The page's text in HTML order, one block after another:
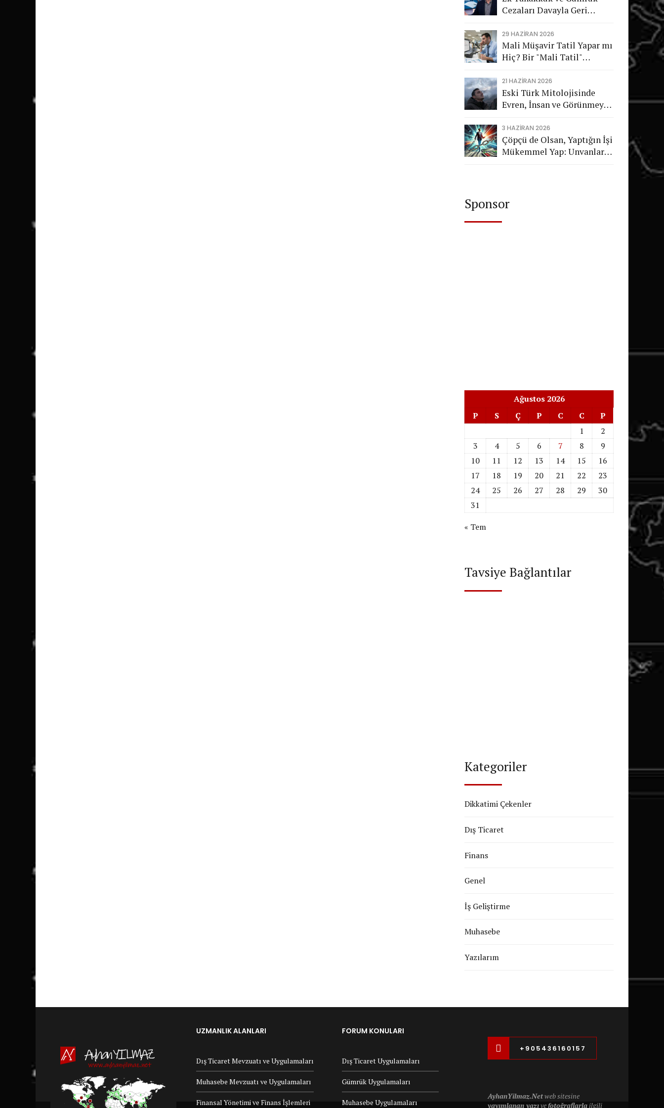
Cezaları Davayla Geri
İşlemlerin Kamuya
Görünmeyen Maliyeti
29 HAZIRAN 2026
Mali Müşavir Tatil Yapar mı
Hiç? Bir "Mali Tatil"
21 HAZIRAN 2026
Eski Türk Mitolojisinde
Evren, İnsan ve Görünmeyen
3 HAZIRAN 2026
Çöpçü de Olsan, Yaptığın İşi
Mükemmel Yap: Unvanların
Sponsor
Ağustos 2026
P
S Ç P C C
P
1
2
3
4 5 6 7 8
9
10
11 12 13 14 15
16
17
18 19 20 21 22
23
24
25 26 27 28 29
30
31
« Tem
Tavsiye Bağlantılar
Kategoriler
Dikkatimi Çekenler
Dış Ticaret
Finans
Genel
İş Geliştirme
Muhasebe
Yazılarım
UZMANLIK ALANLARI
Dış Ticaret Mevzuatı ve Uygulamaları
Muhasebe Mevzuatı ve Uygulamaları
Finansal Yönetimi ve Finans İşlemleri
FORUM KONULARI
Dış Ticaret Uygulamaları
Gümrük Uygulamaları
Muhasebe Uygulamaları
+905436160157
AyhanYilmaz.Netweb sitesine
yayımlanan yazıvefotoğraflarla ilgili